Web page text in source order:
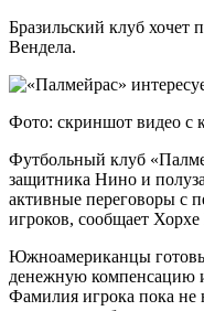
Бразильский клуб хочет
Вендела.
Фото: скриншот видео с
Футбольный клуб
защитника Нино и
активные переговоры с
игроков, сообщает
Южноамериканцы
денежную компенсацию
Фамилия игрока пока не